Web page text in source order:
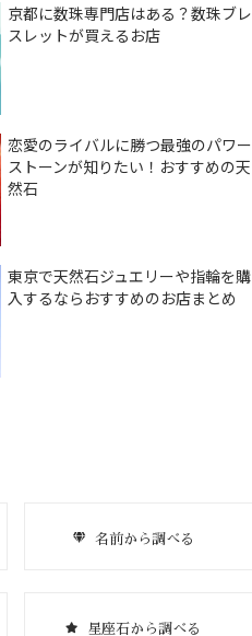
京都に数珠専門店はある？数珠ブレ
スレットが買えるお店
恋愛のライバルに勝つ最強のパワー
ストーンが知りたい！おすすめの天
然石
東京で天然石ジュエリーや指輪を購
入するならおすすめのお店まとめ
名前から調べる
星座石から調べる